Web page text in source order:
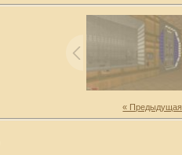
« Предыдущая